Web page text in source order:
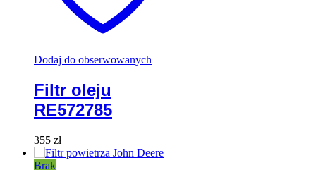
Dodaj do obserwowanych
Filtr oleju
RE572785
355 zł
Brak